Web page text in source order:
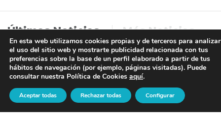
Últimas Noticias Más Noticias
En esta web utilizamos cookies propias y de terceros para analizar
el uso del sitio web y mostrarte publicidad relacionada con tus
preferencias sobre la base de un perfil elaborado a partir de tus
hábitos de navegación (por ejemplo, páginas visitadas). Puede
consultar nuestra Política de Cookies aquí.
Aceptar todas Rechazar todas Configurar